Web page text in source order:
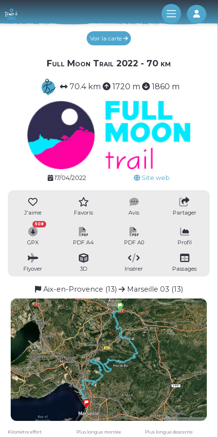
Log
Voir la carte
Full Moon Trail 2022 - 70 km
70.4 km 1720 m 1860 m
17/04/2022 Site web
J'aime Favoris Avis Partager
GPX
508
PDF A4 PDF A0 Profil
Flyover 3D Insérer Passages
Aix-en-Provence (13) Marseille 03 (13)
Kilomètre effort Plus longue montée Plus longue descente